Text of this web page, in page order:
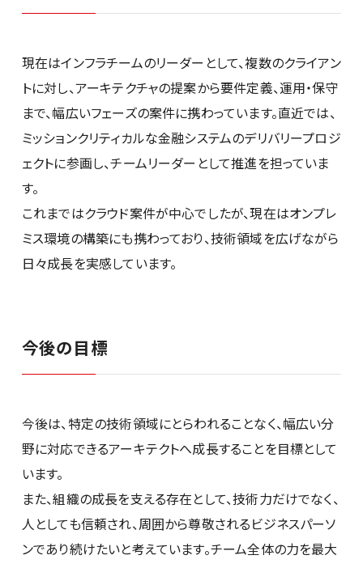
現在はインフラチームのリーダーとして、複数のクライアン
トに対し、アーキテクチャの提案から要件定義、運用・保守
まで、幅広いフェーズの案件に携わっています。直近では、
ミッションクリティカルな金融システムのデリバリープロジ
ェクトに参画し、チームリーダーとして推進を担っていま
す。
これまではクラウド案件が中心でしたが、現在はオンプレ
ミス環境の構築にも携わっており、技術領域を広げながら
日々成長を実感しています。
今後の目標
今後は、特定の技術領域にとらわれることなく、幅広い分
野に対応できるアーキテクトへ成長することを目標として
います。
また、組織の成長を支える存在として、技術力だけでなく、
人としても信頼され、周囲から尊敬されるビジネスパーソ
ンであり続けたいと考えています。チーム全体の力を最大